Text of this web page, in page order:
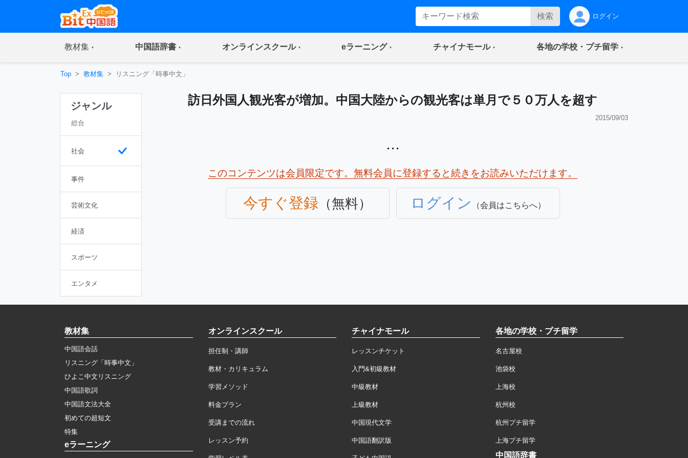
検索 ログイン
教材集(current) 中国語辞書(current) オンラインスクール(current) eラーニング(current) チャイナモール(current) 各地の学校・プチ留学(current)
Top 教材集 リスニング「時事中文」
ジャンル
総合
社会
事件
芸術文化
経済
スポーツ
エンタメ
訪日外国人観光客が増加。中国大陸からの観光客は単月で５０万人を超す
2015/09/03
...
このコンテンツは会員限定です。無料会員に登録すると続きをお読みいただけます。
今すぐ登録 （無料） ログイン （会員はこちらへ）
教材集
中国語会話
リスニング「時事中文」
ひよこ中文リスニング
中国語歌詞
中国語文法大全
初めての超短文
特集
eラーニング
オンラインスクール
担任制・講師
教材・カリキュラム
学習メソッド
料金プラン
受講までの流れ
レッスン予約
チャイナモール
レッスンチケット
入門&初級教材
中級教材
上級教材
中国現代文学
中国語翻訳版
各地の学校・プチ留学
名古屋校
池袋校
上海校
杭州校
杭州プチ留学
上海プチ留学
中国語辞書